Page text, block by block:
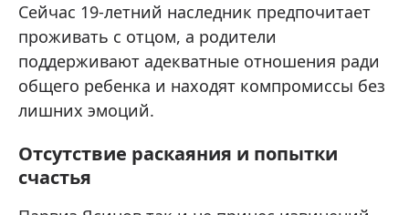
Сейчас 19-летний наследник предпочитает
проживать с отцом, а родители
поддерживают адекватные отношения ради
общего ребенка и находят компромиссы без
лишних эмоций.
Отсутствие раскаяния и попытки
счастья